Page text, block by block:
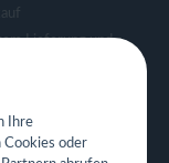
Lieferung und
für Restaurant
Ihre
oder